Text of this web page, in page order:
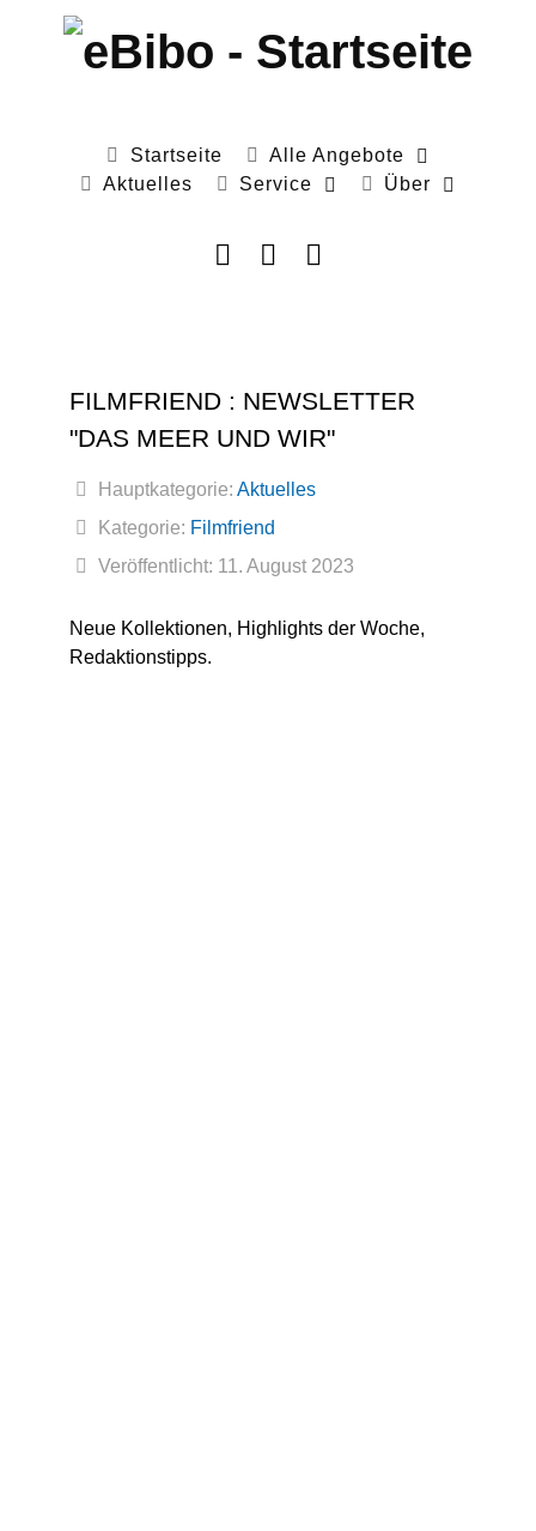
Startseite
Alle Angebote
Aktuelles
Service Über
FILMFRIEND : NEWSLETTER
"DAS MEER UND WIR"
Hauptkategorie: Aktuelles
Kategorie: Filmfriend
Veröffentlicht: 11. August 2023
Neue Kollektionen, Highlights der Woche,
Redaktionstipps.